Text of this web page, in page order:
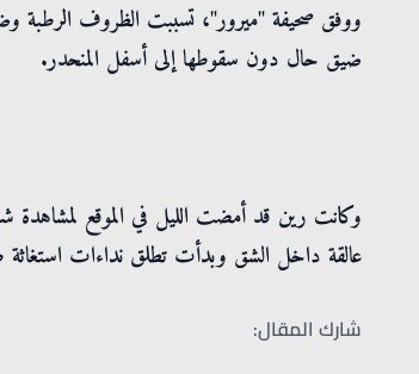
ووفق صحيفة "ميرور"، تسببت الظروف الرطبة
ضيق حال دون سقوطها إلى أسفل المنحدر.
عالقة داخل الشق وبدأت تطلق نداءات استغاثة
شارك المقال: